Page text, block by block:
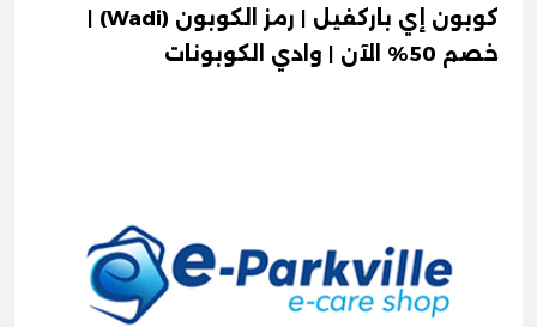
كوبون إي باركفيل | رمز الكوبون (Wadi) |
خصم 50% الآن | وادي الكوبونات